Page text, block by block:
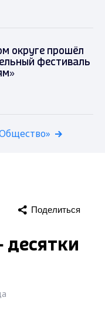
округе прошёл
фестиваль
Поделиться
десятки